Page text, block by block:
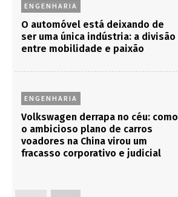
ENGENHARIA
O automóvel está deixando de
ser uma única indústria: a divisão
entre mobilidade e paixão
ENGENHARIA
Volkswagen derrapa no céu: como
o ambicioso plano de carros
voadores na China virou um
fracasso corporativo e judicial